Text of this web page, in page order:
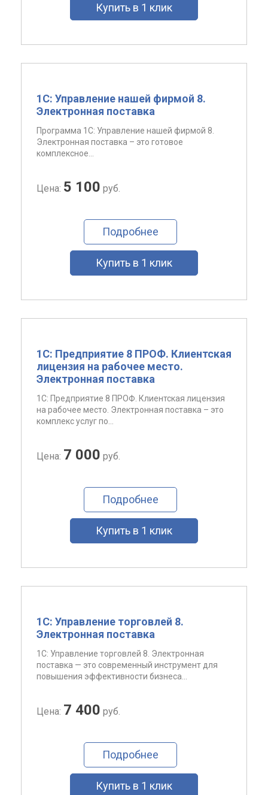
Купить в 1 клик
1С: Управление нашей фирмой 8.
Электронная поставка
Программа 1С: Управление нашей фирмой 8.
Электронная поставка – это готовое
комплексное...
Цена: 5 100 руб.
Подробнее
Купить в 1 клик
1С: Предприятие 8 ПРОФ. Клиентская
лицензия на рабочее место.
Электронная поставка
1С: Предприятие 8 ПРОФ. Клиентская лицензия
на рабочее место. Электронная поставка – это
комплекс услуг по...
Цена: 7 000 руб.
Подробнее
Купить в 1 клик
1С: Управление торговлей 8.
Электронная поставка
1С: Управление торговлей 8. Электронная
поставка — это современный инструмент для
повышения эффективности бизнеса...
Цена: 7 400 руб.
Подробнее
Купить в 1 клик